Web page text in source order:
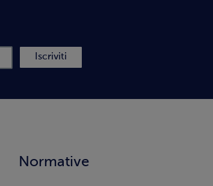
Normative
Iscriviti